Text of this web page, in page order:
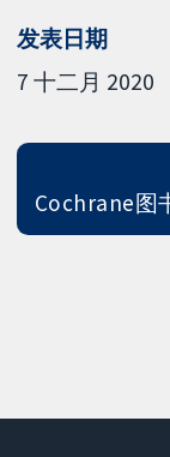
发表日期
7 十二月 2020
Cochrane图